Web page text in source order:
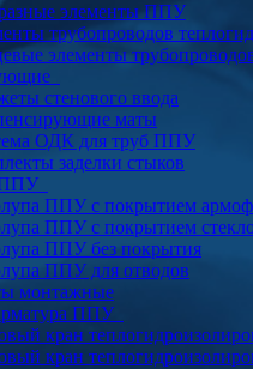
элементы ППУ
трубопроводов
элементы
стенового ввода
маты
ОДК для труб ППУ
заделки стыков
ППУ
ППУ с покрытием
ППУ с покрытием
ППУ без покрытия
ППУ для отводов
монтажные
ППУ
кран
кран